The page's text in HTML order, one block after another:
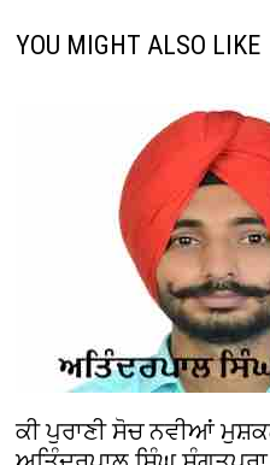
YOU MIGHT ALSO LIKE
ਕੀ ਪੁਰਾਣੀ ਸੋਚ ਨਵੀਆਂ